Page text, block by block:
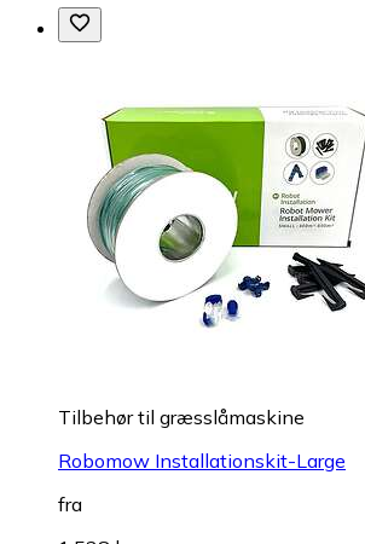
Tilbehør til græsslåmaskine
Robomow Installationskit-Large
fra